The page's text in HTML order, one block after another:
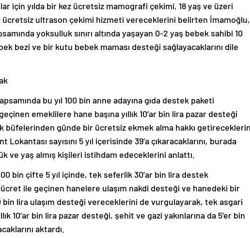
için yılda bir kez ücretsiz mamografi çekimi, 18 yaş ve üzeri
ücretsiz ultrason çekimi hizmeti vereceklerini belirten İmamoğlu,
yoksulluk sınırı altında yaşayan 0-2 yaş bebek sahibi 10
bezi ve bir kutu bebek maması desteği sağlayacaklarını dile
bu yıl 100 bin anne adayına gıda destek paketi
emeklilere hane başına yıllık 10’ar bin lira pazar desteği
büfelerinden günde bir ücretsiz ekmek alma hakkı
sayısını 5 yıl içerisinde 39’a çıkaracaklarını, burada
ve yaş almış kişileri istihdam edeceklerini anlattı.
bin çifte 5 yıl içinde, tek seferlik 30’ar bin lira destek
ücret ile geçinen hanelere ulaşım nakdi desteği ve hanedeki bir
bin lira ulaşım desteği vereceklerini de vurgulayarak, tek asgari
10’ar bin lira pazar desteği, şehit ve gazi yakınlarına da 5’er bin
aktardı.